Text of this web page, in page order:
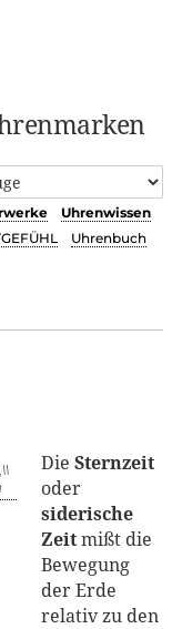
Uhrenwissen
Uhrenbuch
DieSternzeit
oder
siderische
Zeitmißt die
Bewegung
der Erde
relativ zu den